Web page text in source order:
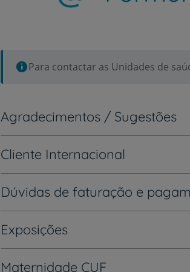
Para contactar as Unidades de
Agradecimentos / Sugestões
Cliente Internacional
Dúvidas de faturação e
Exposições
Maternidade CUF